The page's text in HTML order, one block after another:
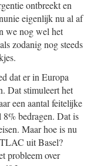
ontbreekt en
eigenlijk nu al af
we nog wel het
zodanig nog steeds
dat er in Europa
Dat stimuleert het
een aantal feitelijke
bedragen. Dat is
Maar hoe is nu
uit Basel?
probleem over